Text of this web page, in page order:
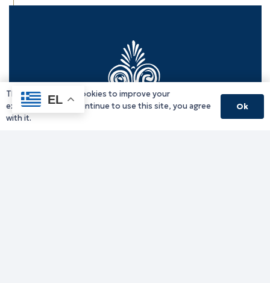
EL
This website uses cookies to improve your
experience. If you continue to use this site, you agree
with it.
Ok